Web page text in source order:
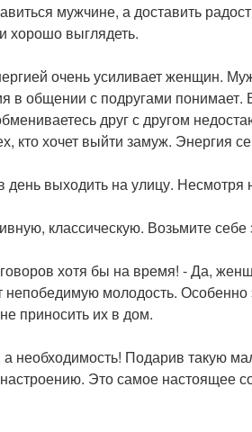
мужчине, а доставить
хорошо выглядеть.
очень усиливает женщин.
общении с подругами понимает.
друг с другом
хочет выйти замуж. Энергия
выходить на улицу. Несмотря
классическую. Возьмите себе
хотя бы на время! - Да,
молодость. Особенно
приносить их в дом.
необходимость! Подарив такую
Это самое настоящее